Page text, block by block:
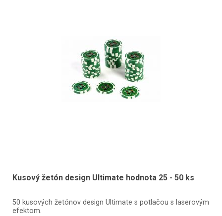
Kusový žetón design Ultimate hodnota 25 - 50 ks
50 kusových žetónov design Ultimate s potlačou s laserovým
efektom.